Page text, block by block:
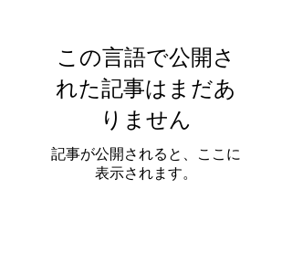
この言語で公開さ
れた記事はまだあ
りません
記事が公開されると、ここに
表示されます。